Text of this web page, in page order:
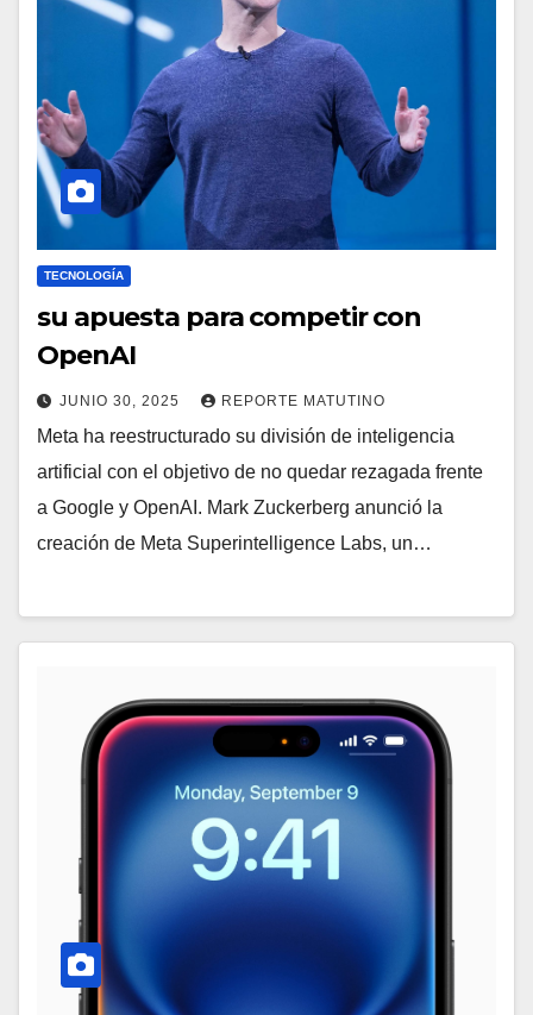
TECNOLOGÍA
su apuesta para competir con
OpenAI
JUNIO 30, 2025 REPORTE MATUTINO
Meta ha reestructurado su división de inteligencia
artificial con el objetivo de no quedar rezagada frente
a Google y OpenAI. Mark Zuckerberg anunció la
creación de Meta Superintelligence Labs, un…